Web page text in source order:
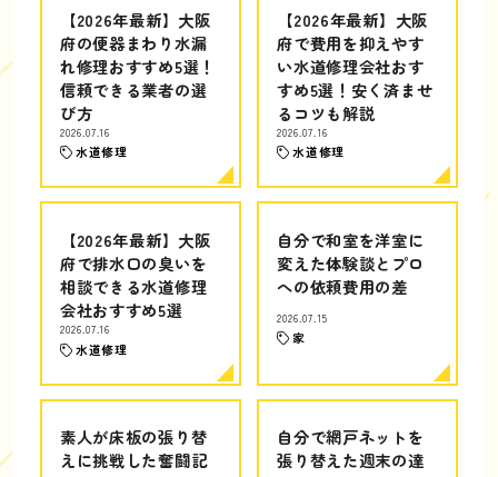
【2026年最新】大阪
府の便器まわり水漏
れ修理おすすめ5選！
信頼できる業者の選
び方
2026.07.16
水道修理
【2026年最新】大阪
府で費用を抑えやす
い水道修理会社おす
すめ5選！安く済ませ
るコツも解説
2026.07.16
水道修理
【2026年最新】大阪
府で排水口の臭いを
相談できる水道修理
会社おすすめ5選
2026.07.16
水道修理
自分で和室を洋室に
変えた体験談とプロ
への依頼費用の差
2026.07.15
家
素人が床板の張り替
えに挑戦した奮闘記
自分で網戸ネットを
張り替えた週末の達